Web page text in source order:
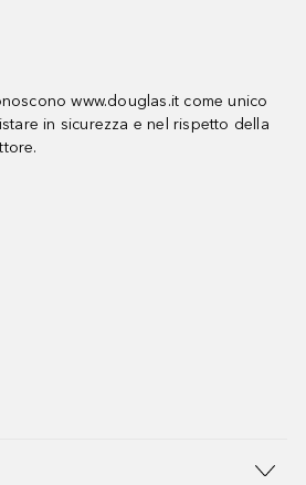
www.douglas.it come unico
in sicurezza e nel rispetto della